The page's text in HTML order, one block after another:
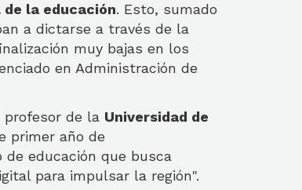
la educación. Esto, sumado
a dictarse a través de la
muy bajas en los
en Administración de
de la Universidad de
primer año de
educación que busca
para impulsar la región".